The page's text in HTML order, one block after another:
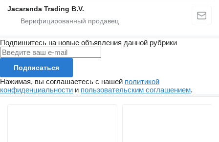
Jacaranda Trading B.V.
Подпишитесь на новые объявления данной рубрики
Подписаться
Нажимая, вы соглашаетесь с нашей политикой
конфиденциальности и пользовательским соглашением.